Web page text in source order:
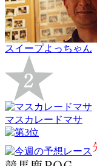
スイープよっちゃん
マスカレードマサ